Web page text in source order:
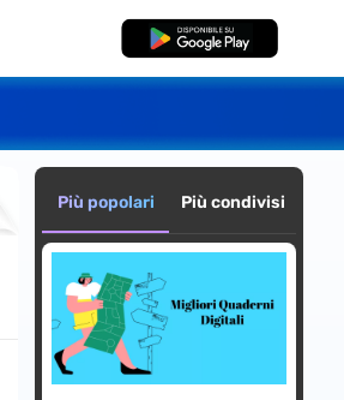
Download Gratis
Più popolari Più condivisi